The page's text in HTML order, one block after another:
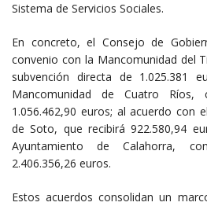
Sistema de Servicios Sociales.
En concreto, el Consejo de
convenio con la Mancomunidad del
subvención directa de 1.025.381
Mancomunidad de Cuatro
1.056.462,90 euros; al acuerdo con
de Soto, que recibirá 922.580,94
Ayuntamiento de Calahorra,
2.406.356,26 euros.
Estos acuerdos consolidan un